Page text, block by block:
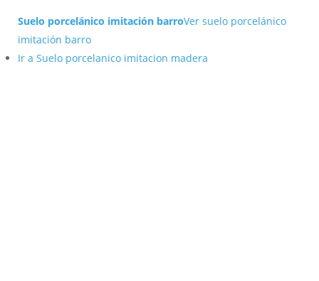
Suelo porcelánico imitación barroVer suelo porcelánico
imitación barro
Ir a Suelo porcelanico imitacion madera